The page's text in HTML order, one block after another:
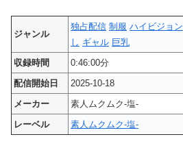
ジャンル
独占配信 制服 ハイビジョン
し ギャル 巨乳
収録時間
0:46:00分
配信開始日
2025-10-18
メーカー
素人ムクムク-塩-
レーベル
素人ムクムク-塩-